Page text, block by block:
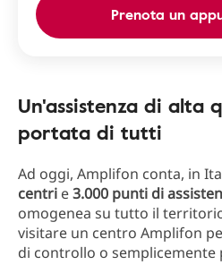
Prenota un
Un'assistenza di alta
portata di tutti
Ad oggi, Amplifon conta, in
centri e3.000 punti di
omogenea su tutto il
visitare un centro Amplifon
di controllo o semplicemente